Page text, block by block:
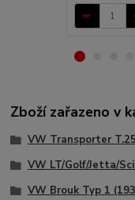
Zboží zařazeno v
VW Transporter T.25
VW LT/Golf/Jetta/
VW Brouk Typ 1